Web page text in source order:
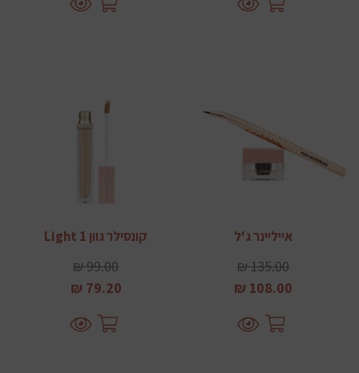
אייליינר ג'ל
135.00 ₪
108.00 ₪
קונסילר גוון Light 1
99.00 ₪
79.20 ₪